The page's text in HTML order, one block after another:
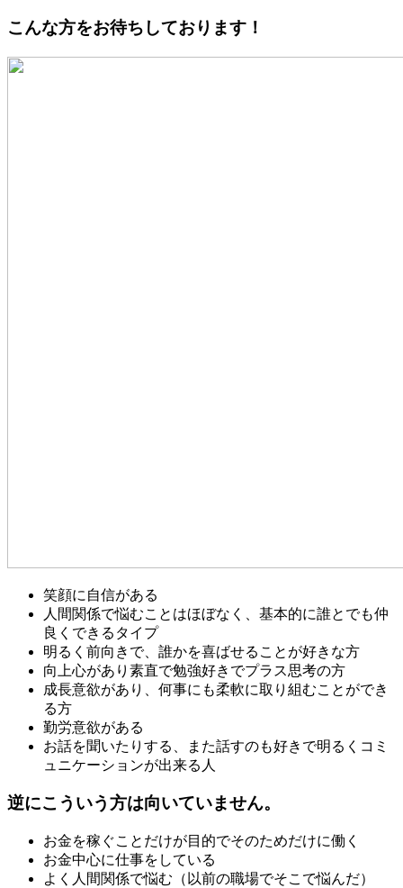
こんな方をお待ちしております！
笑顔に自信がある
人間関係で悩むことはほぼなく、基本的に誰とでも仲
良くできるタイプ
明るく前向きで、誰かを喜ばせることが好きな方
向上心があり素直で勉強好きでプラス思考の方
成長意欲があり、何事にも柔軟に取り組むことができ
る方
勤労意欲がある
お話を聞いたりする、また話すのも好きで明るくコミ
ュニケーションが出来る人
逆にこういう方は向いていません。
お金を稼ぐことだけが目的でそのためだけに働く
お金中心に仕事をしている
よく人間関係で悩む（以前の職場でそこで悩んだ）